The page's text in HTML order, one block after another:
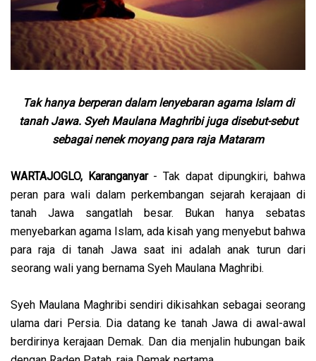
Tak hanya berperan dalam lenyebaran agama Islam di
tanah Jawa. Syeh Maulana Maghribi juga disebut-sebut
sebagai nenek moyang para raja Mataram
WARTAJOGLO, Karanganyar- Tak dapat dipungkiri, bahwa
peran para wali dalam perkembangan sejarah kerajaan di
tanah Jawa sangatlah besar. Bukan hanya sebatas
menyebarkan agama Islam, ada kisah yang menyebut bahwa
para raja di tanah Jawa saat ini adalah anak turun dari
seorang wali yang bernama Syeh Maulana Maghribi.
Syeh Maulana Maghribi sendiri dikisahkan sebagai seorang
ulama dari Persia. Dia datang ke tanah Jawa di awal-awal
berdirinya kerajaan Demak. Dan dia menjalin hubungan baik